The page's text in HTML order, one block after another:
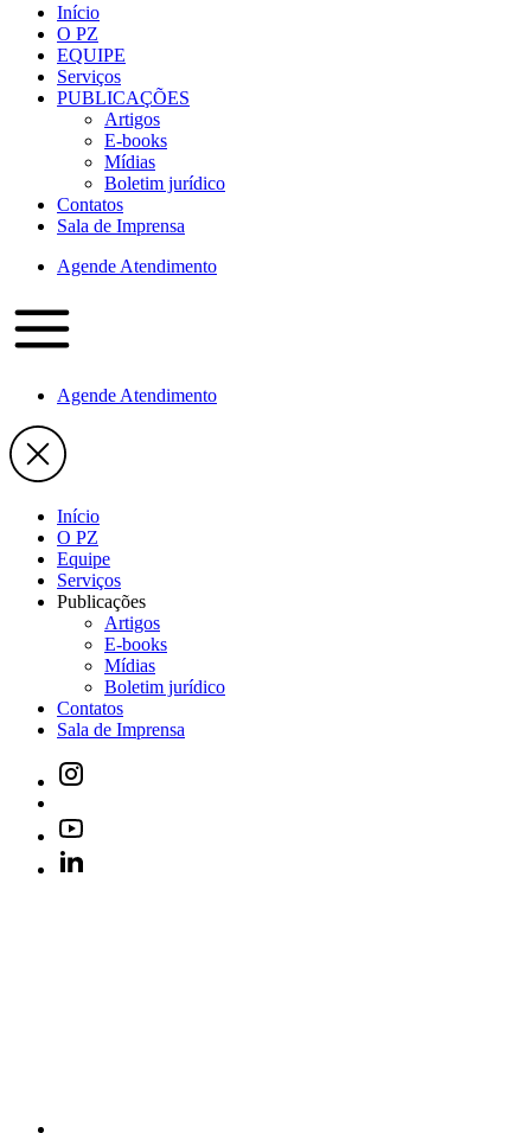
Início
O PZ
EQUIPE
Serviços
PUBLICAÇÕES
Artigos
E-books
Mídias
Boletim jurídico
Contatos
Sala de Imprensa
Agende Atendimento
Agende Atendimento
Início
O PZ
Equipe
Serviços
Publicações
Artigos
E-books
Mídias
Boletim jurídico
Contatos
Sala de Imprensa